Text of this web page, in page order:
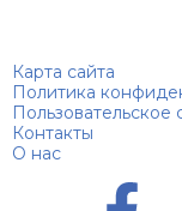
Карта сайта
Политика
Пользовательское
Контакты
О нас